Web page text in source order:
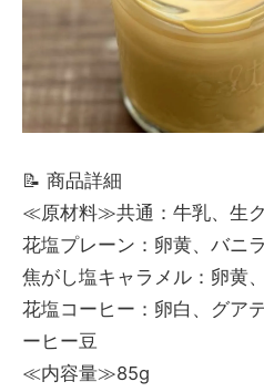
📝 商品詳細
≪原材料≫共通：牛乳、生
花塩プレーン：卵黄、バニ
焦がし塩キャラメル：卵黄
花塩コーヒー：卵白、グア
ーヒー豆
≪内容量≫85g